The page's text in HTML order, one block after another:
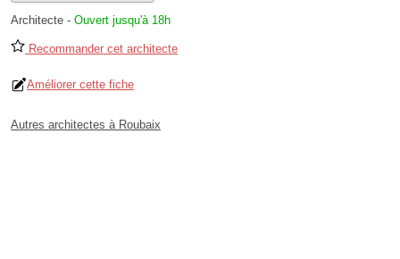
Architecte - Ouvert jusqu'à 18h
Recommander cet architecte
Améliorer cette fiche
Autres architectes à Roubaix